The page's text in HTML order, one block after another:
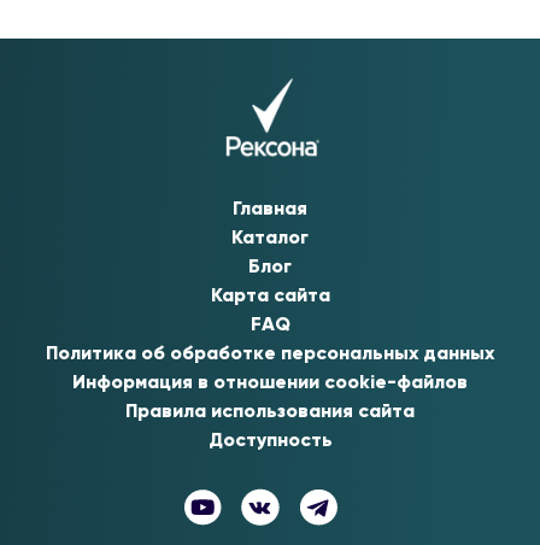
Главная
Каталог
Блог
Карта сайта
FAQ
Политика об обработке персональных данных
Информация в отношении cookie-файлов
Правила использования сайта
Доступность